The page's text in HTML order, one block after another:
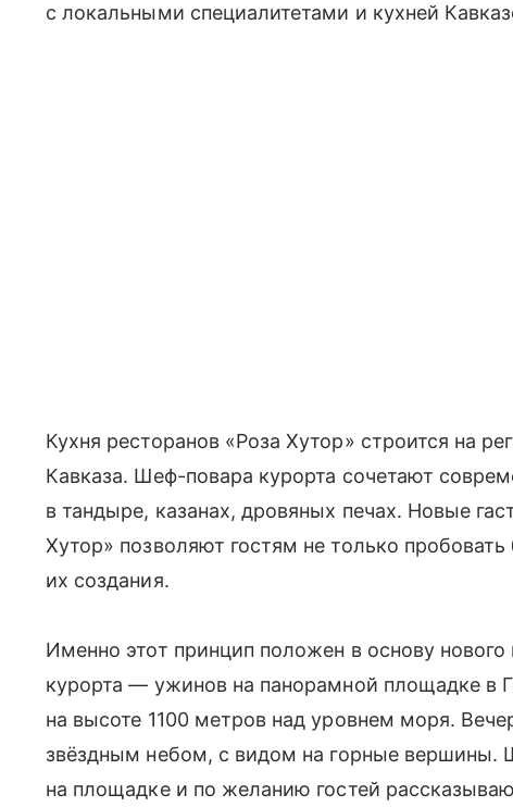
с локальными специалитетами и кухней
Кухня ресторанов «Роза Хутор» строится на
Кавказа. Шеф-повара курорта сочетают
в тандыре, казанах, дровяных печах. Новые
Хутор» позволяют гостям не только
их создания.
Именно этот принцип положен в основу
курорта — ужинов на панорамной площадке в
на высоте 1100 метров над уровнем моря.
звёздным небом, с видом на горные вершины.
на площадке и по желанию гостей